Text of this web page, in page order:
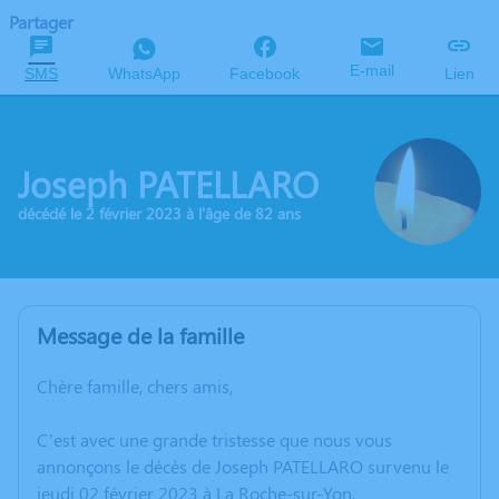
Partager
SMS WhatsApp Facebook E-mail Lien
Joseph PATELLARO
décédé le 2 février 2023 à l'âge de 82 ans
Message de la famille
Chère famille, chers amis,
C’est avec une grande tristesse que nous vous
annonçons le décès de Joseph PATELLARO survenu le
jeudi 02 février 2023 à La Roche-sur-Yon.